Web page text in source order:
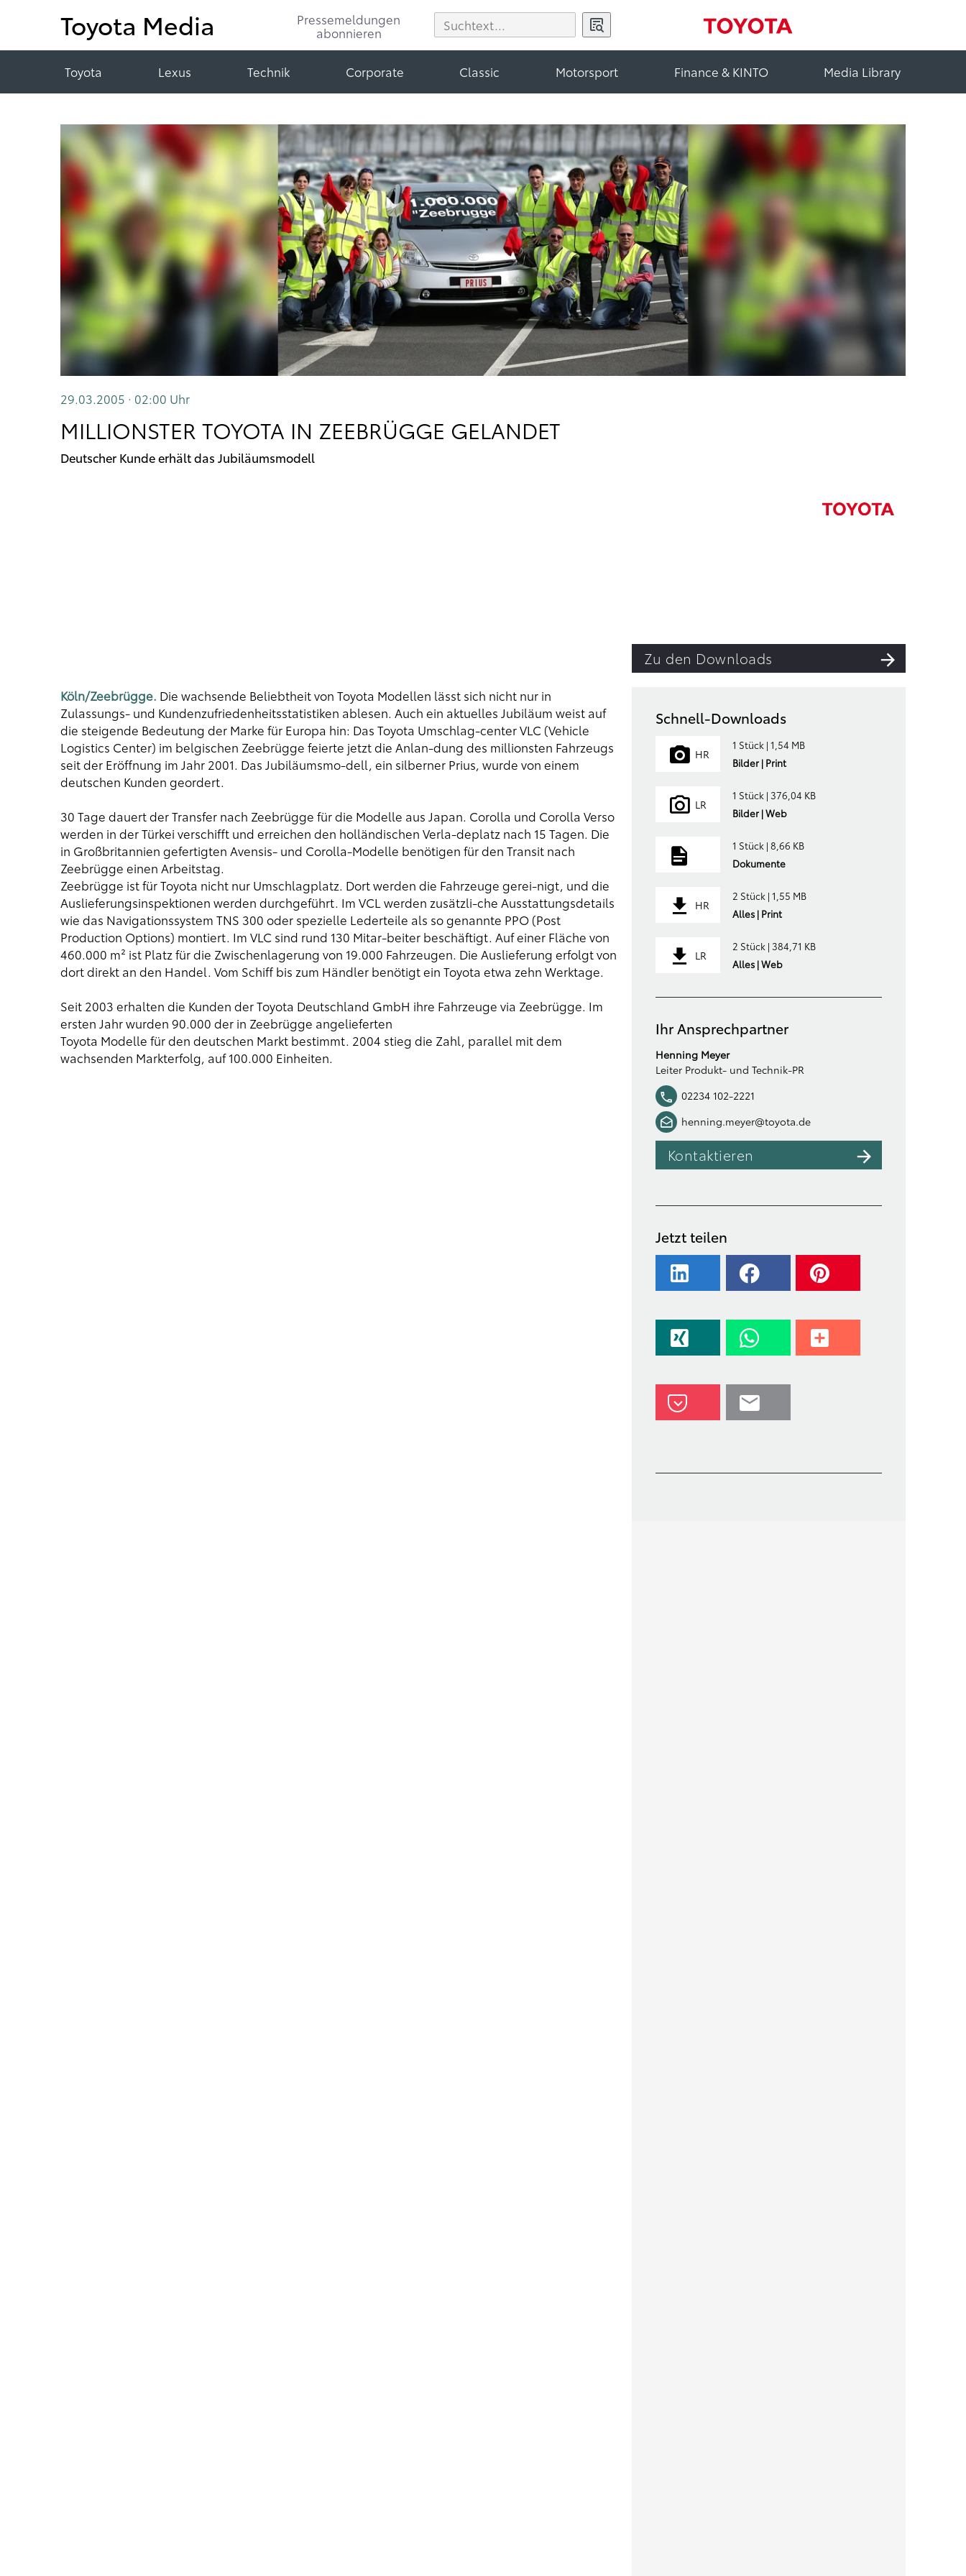
Toyota Media
Pressemeldungen
abonnieren
Toyota Lexus Technik Corporate Classic Motorsport Finance & KINTO Media Library
29.03.2005 · 02:00 Uhr
MILLIONSTER TOYOTA IN ZEEBRÜGGE GELANDET
Deutscher Kunde erhält das Jubiläumsmodell
Zu den Downloads
Köln/Zeebrügge. Die wachsende Beliebtheit von Toyota Modellen lässt sich nicht nur in
Zulassungs- und Kundenzufriedenheitsstatistiken ablesen. Auch ein aktuelles Jubiläum weist auf
die steigende Bedeutung der Marke für Europa hin: Das Toyota Umschlag-center VLC (Vehicle
Logistics Center) im belgischen Zeebrügge feierte jetzt die Anlan-dung des millionsten Fahrzeugs
seit der Eröffnung im Jahr 2001. Das Jubiläumsmo-dell, ein silberner Prius, wurde von einem
deutschen Kunden geordert.
30 Tage dauert der Transfer nach Zeebrügge für die Modelle aus Japan. Corolla und Corolla Verso
werden in der Türkei verschifft und erreichen den holländischen Verla-deplatz nach 15 Tagen. Die
in Großbritannien gefertigten Avensis- und Corolla-Modelle benötigen für den Transit nach
Zeebrügge einen Arbeitstag.
Zeebrügge ist für Toyota nicht nur Umschlagplatz. Dort werden die Fahrzeuge gerei-nigt, und die
Auslieferungsinspektionen werden durchgeführt. Im VCL werden zusätzli-che Ausstattungsdetails
wie das Navigationssystem TNS 300 oder spezielle Lederteile als so genannte PPO (Post
Production Options) montiert. Im VLC sind rund 130 Mitar-beiter beschäftigt. Auf einer Fläche von
460.000 m² ist Platz für die Zwischenlagerung von 19.000 Fahrzeugen. Die Auslieferung erfolgt von
dort direkt an den Handel. Vom Schiff bis zum Händler benötigt ein Toyota etwa zehn Werktage.
Seit 2003 erhalten die Kunden der Toyota Deutschland GmbH ihre Fahrzeuge via Zeebrügge. Im
ersten Jahr wurden 90.000 der in Zeebrügge angelieferten
Toyota Modelle für den deutschen Markt bestimmt. 2004 stieg die Zahl, parallel mit dem
wachsenden Markterfolg, auf 100.000 Einheiten.
Schnell-Downloads
HR
1 Stück | 1,54 MB
Bilder | Print
LR
1 Stück | 376,04 KB
Bilder | Web
1 Stück | 8,66 KB
Dokumente
HR
2 Stück | 1,55 MB
Alles | Print
LR
2 Stück | 384,71 KB
Alles | Web
Ihr Ansprechpartner
Henning Meyer
Leiter Produkt- und Technik-PR
02234 102-2221
henning.meyer@toyota.de
Kontaktieren
Jetzt teilen